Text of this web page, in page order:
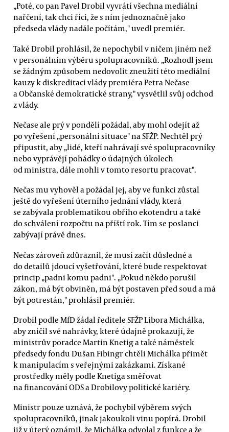
„Poté, co pan Pavel Drobil vyvrátí všechna mediální
nařčení, tak chci říci, že s ním jednoznačně jako
předseda vlády nadále počítám," uvedl premiér.
Také Drobil prohlásil, že nepochybil v ničem jiném než
v personálním výběru spolupracovníků. „Rozhodl jsem
se žádným způsobem nedovolit zneužití této mediální
kauzy k diskreditaci vlády premiéra Petra Nečase
a Občanské demokratické strany," vysvětlil svůj odchod
z vlády.
Nečase ale prý v pondělí požádal, aby mohl odejít až
po vyřešení „personální situace" na SFŽP. Nechtěl prý
připustit, aby „lidé, kteří nahrávají své spolupracovníky
nebo vyprávějí pohádky o údajných úkolech
od ministra, dále mohli v tomto resortu pracovat".
Nečas mu vyhověl a požádal jej, aby ve funkci zůstal
ještě do vyřešení úterního jednání vlády, která
se zabývala problematikou obřího ekotendru a také
do schválení rozpočtu na příští rok. Tím se poslanci
zabývají právě dnes.
Nečas zároveň zdůraznil, že musí začít důsledné a
do detailů jdoucí vyšetřování, které bude respektovat
princip „padni komu padni". „Pokud někdo porušil
zákon, má být obviněn, má být postaven před soud a má
být potrestán," prohlásil premiér.
Drobil podle MfD žádal ředitele SFŽP Libora Michálka,
aby zničil své nahrávky, které údajně prokazují, že
ministrův poradce Martin Knetig a také náměstek
předsedy fondu Dušan Fibingr chtěli Michálka přimět
k manipulacím s veřejnými zakázkami. Získané
prostředky měly podle Knetiga směřovat
na financování ODS a Drobilovy politické kariéry.
Ministr pouze uznává, že pochybil výběrem svých
spolupracovníků, jinak jakoukoli vinu popírá. Drobil
již v úterý oznámil, že Michálka odvolal z funkce a že